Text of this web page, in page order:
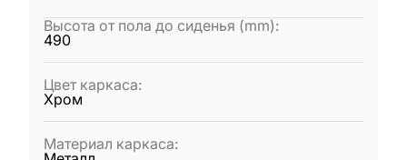
Высота от пола до сиденья (mm):
490
Цвет каркаса:
Хром
Материал каркаса: